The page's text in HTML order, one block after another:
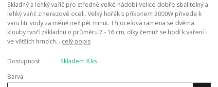
Skladný a lehký vařič pro středně velké nádobí.Velice dobře sbalitelný a
lehký vařič z nerezové oceli. Velký hořák s příkonem 3000W přivede k
varu litr vody za méně než pět minut. Tři ocelová ramena se dvěma
klouby tvoří základnu o průměru 7 - 16 cm, díky čemuž se hodí k vaření i
ve větších hrncích... celý popis
Dostupnost
Skladem 8 ks
Barva